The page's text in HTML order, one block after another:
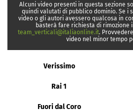
Alcuni video presenti in questa sezione
quindi valutati di pubblico dominio. Se i
video o gli autori avessero qualcosa in
basterà fare richiesta di rimozione
team_verticali@italiaonline.it.
video nel minor tempo
Verissimo
Rai 1
Fuori dal Coro